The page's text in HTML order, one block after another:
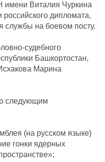
Виталия Чуркина
дипломата,
службы на боевом посту.
судебного
Башкортостан,
Марина
следующим
(на русском языке)
гонки ядерных